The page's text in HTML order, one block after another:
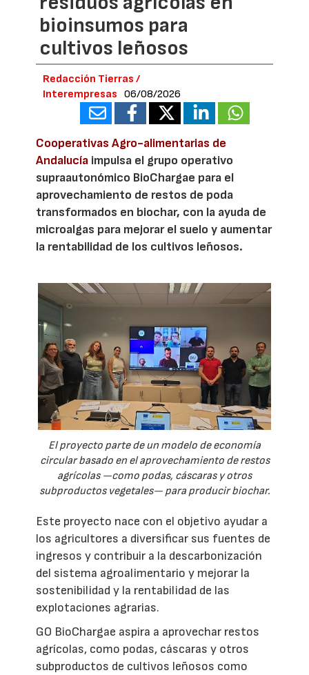
bioinsumos para
cultivos leñosos
Redacción Tierras /
Interempresas
06/08/2026
Cooperativas Agro-alimentarias de
Andalucía impulsa el grupo operativo
supraautonómico BioChargae para el
aprovechamiento de restos de poda
transformados en biochar, con la ayuda de
microalgas para mejorar el suelo y aumentar
la rentabilidad de los cultivos leñosos.
El proyecto parte de un modelo de economía
circular basado en el aprovechamiento de restos
agrícolas —como podas, cáscaras y otros
subproductos vegetales— para producir biochar.
Este proyecto nace con el objetivo ayudar a
los agricultores a diversificar sus fuentes de
ingresos y contribuir a la descarbonización
del sistema agroalimentario y mejorar la
sostenibilidad y la rentabilidad de las
explotaciones agrarias.
GO BioChargae aspira a aprovechar restos
agrícolas, como podas, cáscaras y otros
subproductos de cultivos leñosos como